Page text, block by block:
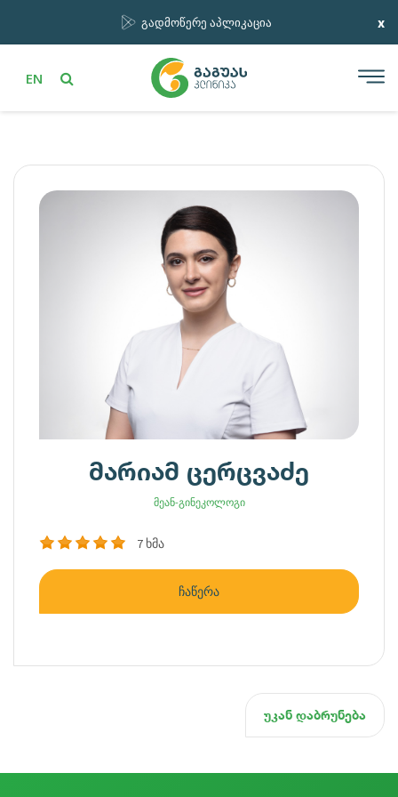
გადმოწერე აპლიკაცია x
EN
მარიამ ცერცვაძე
მეან-გინეკოლოგი
7 ხმა
ჩაწერა
უკან დაბრუნება